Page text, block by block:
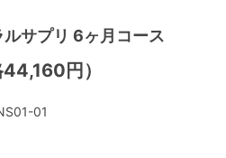
サプリ 6ヶ月コース
円）
01